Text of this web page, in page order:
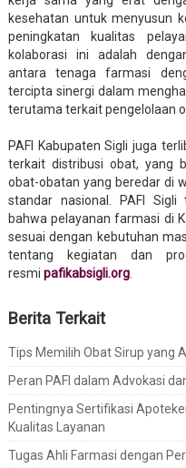
kesehatan untuk menyusun
peningkatan kualitas
kolaborasi ini adalah
antara tenaga farmasi
tercipta sinergi dalam
terutama terkait pengelolaan
PAFI Kabupaten Sigli juga
terkait distribusi obat, yang
obat-obatan yang beredar di
standar nasional. PAFI
bahwa pelayanan farmasi di
sesuai dengan kebutuhan
tentang kegiatan dan
resmi pafikabsigli.org.
Berita Terkait
Tips Memilih Obat Sirup yang
Peran PAFI dalam Advokasi
Pentingnya Sertifikasi
Kualitas Layanan
Tugas Ahli Farmasi dengan